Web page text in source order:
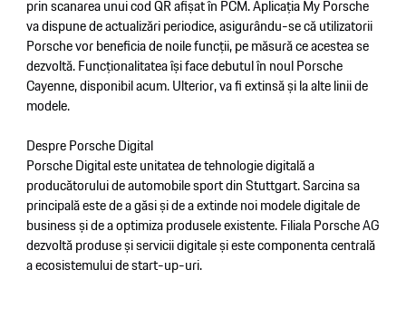
prin scanarea unui cod QR afișat în PCM. Aplicația My Porsche
va dispune de actualizări periodice, asigurându-se că utilizatorii
Porsche vor beneficia de noile funcții, pe măsură ce acestea se
dezvoltă. Funcționalitatea își face debutul în noul Porsche
Cayenne, disponibil acum. Ulterior, va fi extinsă și la alte linii de
modele.
Despre Porsche Digital
Porsche Digital este unitatea de tehnologie digitală a
producătorului de automobile sport din Stuttgart. Sarcina sa
principală este de a găsi și de a extinde noi modele digitale de
business și de a optimiza produsele existente. Filiala Porsche AG
dezvoltă produse și servicii digitale și este componenta centrală
a ecosistemului de start-up-uri.